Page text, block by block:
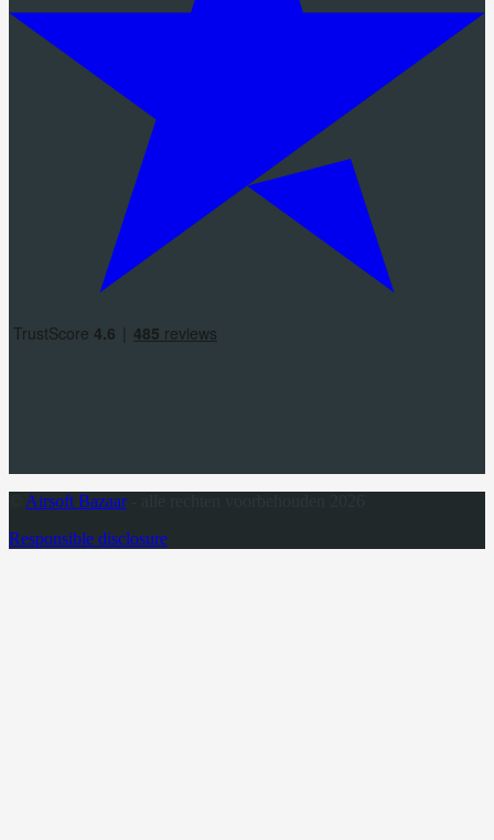
Airsoft Bazaar- alle rechten voorbehouden 2026
Responsible disclosure